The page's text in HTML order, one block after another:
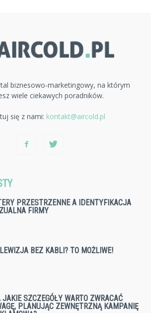
biznesowo-marketingowy, na którym
wiele ciekawych poradników.
się z nami: kontakt@aircold.pl
PRZESTRZENNE A IDENTYFIKACJA
FIRMY
BEZ KABLI? TO MOŻLIWE!
JAKIE SZCZEGÓŁY WARTO ZWRACAĆ
PLANUJĄC ZEWNĘTRZNĄ KAMPANIĘ